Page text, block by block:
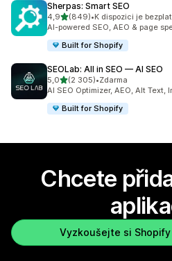
Sherpas: Smart SEO
4,9z 5 hvězd
(849)
Celkový počet recenzí: 849
•K dispozici je
AI-powered SEO, AEO & page
Built for Shopify
SEOLab: All in SEO — AI SEO
5,0z 5 hvězd
(2 305)
Celkový počet recenzí: 2305
•Zdarma
AI SEO Optimizer, AEO, Alt Text,
Built for Shopify
Chcete
Vyzkoušejte si Shopify